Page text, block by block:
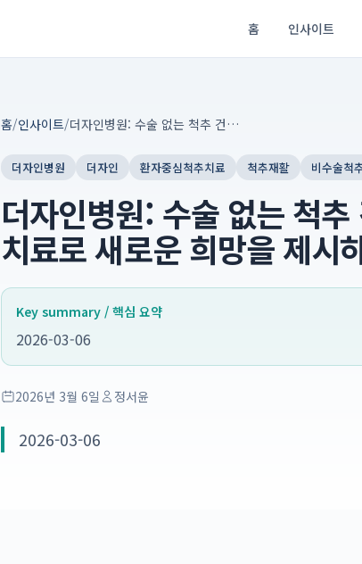
홈 인사이트
홈/인사이트/ 더자인병원: 수술 없는 척추 건강, 환자중심 비수술 치료로 새로운 희망을 제시하다
더자인병원 더자인 환자중심척추치료 척추재활 비수술척
더자인병원: 수술 없는 척
치료로 새로운 희망을 제시
Key summary / 핵심 요약
2026-03-06
2026년 3월 6일 정서윤
2026-03-06